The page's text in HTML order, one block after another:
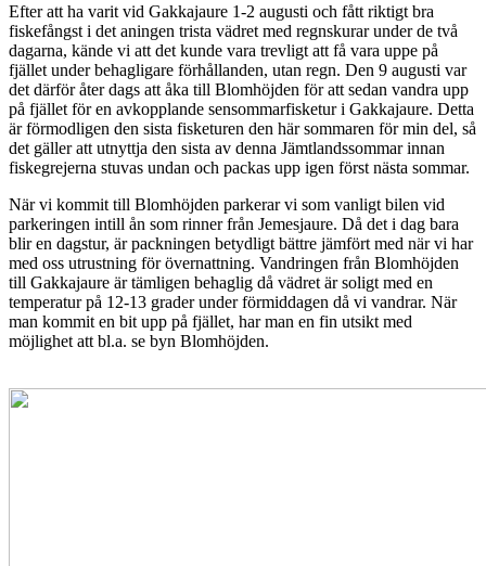
Efter att ha varit vid Gakkajaure 1-2 augusti och fått riktigt bra
fiskefångst i det aningen trista vädret med regnskurar under de två
dagarna, kände vi att det kunde vara trevligt att få vara uppe på
fjället under behagligare förhållanden, utan regn. Den 9 augusti var
det därför åter dags att åka till Blomhöjden för att sedan vandra upp
på fjället för en avkopplande sensommarfisketur i Gakkajaure. Detta
är förmodligen den sista fisketuren den här sommaren för min del, så
det gäller att utnyttja den sista av denna Jämtlandssommar innan
fiskegrejerna stuvas undan och packas upp igen först nästa sommar.
När vi kommit till Blomhöjden parkerar vi som vanligt bilen vid
parkeringen intill ån som rinner från Jemesjaure. Då det i dag bara
blir en dagstur, är packningen betydligt bättre jämfört med när vi har
med oss ​​utrustning för övernattning. Vandringen från Blomhöjden
till Gakkajaure är tämligen behaglig då vädret är soligt med en
temperatur på 12-13 grader under förmiddagen då vi vandrar. När
man kommit en bit upp på fjället, har man en fin utsikt med
möjlighet att bl.a. se byn Blomhöjden.